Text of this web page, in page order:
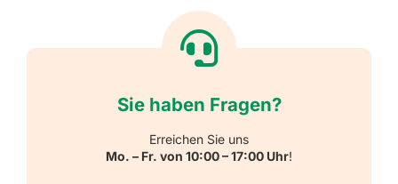
Reflektierende Aufkleber
Sie haben Fragen?
Erreichen Sie uns
Mo. – Fr. von 10:00 – 17:00 Uhr!